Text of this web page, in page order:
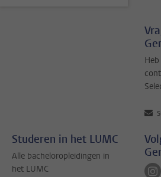
Studeren in het LUMC
Alle bacheloropleidingen in
het LUMC